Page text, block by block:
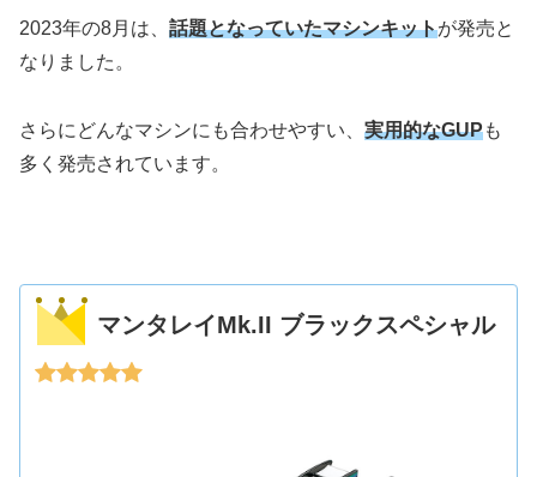
2023年の8月は、 話題となっていたマシンキットが発売と
なりました。
さらにどんなマシンにも合わせやすい、 実用的なGUPも
多く発売されています。
マンタレイMk.II ブラックスペシャル